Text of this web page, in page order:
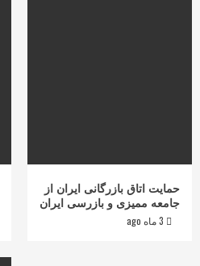
حمایت اتاق بازرگانی ایران از
جامعه ممیزی و بازرسی ایران